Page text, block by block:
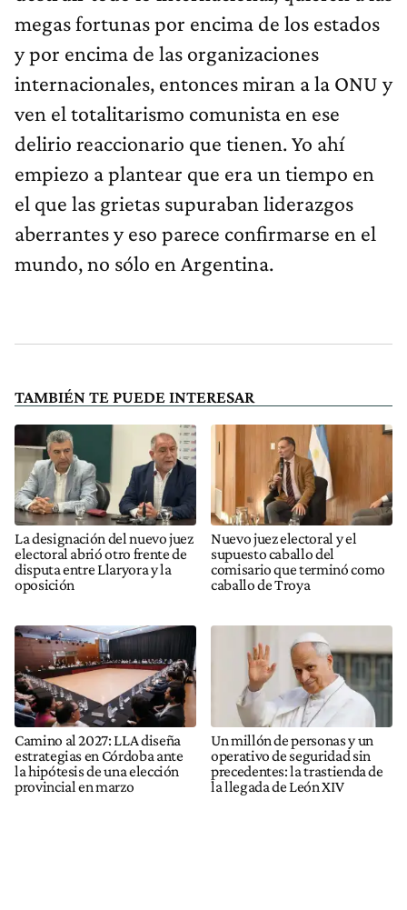
megas fortunas por encima de los estados
y por encima de las organizaciones
internacionales, entonces miran a la ONU y
ven el totalitarismo comunista en ese
delirio reaccionario que tienen. Yo ahí
empiezo a plantear que era un tiempo en
el que las grietas supuraban liderazgos
aberrantes y eso parece confirmarse en el
mundo, no sólo en Argentina.
TAMBIÉN TE PUEDE INTERESAR
La designación del nuevo juez
electoral abrió otro frente de
disputa entre Llaryora y la
oposición
Nuevo juez electoral y el
supuesto caballo del
comisario que terminó como
caballo de Troya
Camino al 2027: LLA diseña
estrategias en Córdoba ante
la hipótesis de una elección
provincial en marzo
Un millón de personas y un
operativo de seguridad sin
precedentes: la trastienda de
la llegada de León XIV